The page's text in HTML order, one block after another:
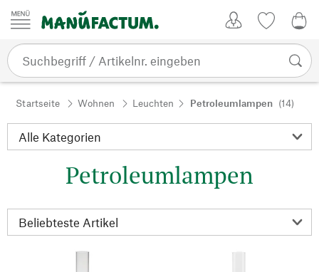
Zum Inhalt springen
Startseite Wohnen Leuchten Petroleumlampen (14)
Petroleumlampen